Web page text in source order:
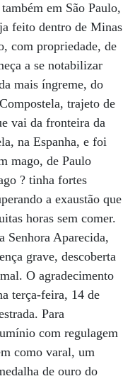
em São Paulo,
feito dentro de Minas
com propriedade, de
a se notabilizar
mais íngreme, do
trajeto de
vai da fronteira da
na Espanha, e foi
mago, de Paulo
? tinha fortes
a exaustão que
horas sem comer.
Senhora Aparecida,
grave, descoberta
O agradecimento
terça-feira, 14 de
Para
com regulagem
como varal, um
de ouro do